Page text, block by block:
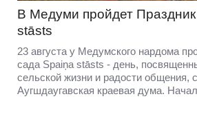
В Медуми пройдет
stāsts
23 августа у Медумского нардома
сада Spaiņa stāsts - день,
сельской жизни и радости общения,
Аугшдаугавская краевая дума.